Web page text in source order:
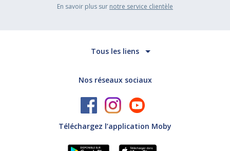
En savoir plus sur notre service clientèle
Tous les liens
Nos réseaux sociaux
Téléchargez l’application Moby